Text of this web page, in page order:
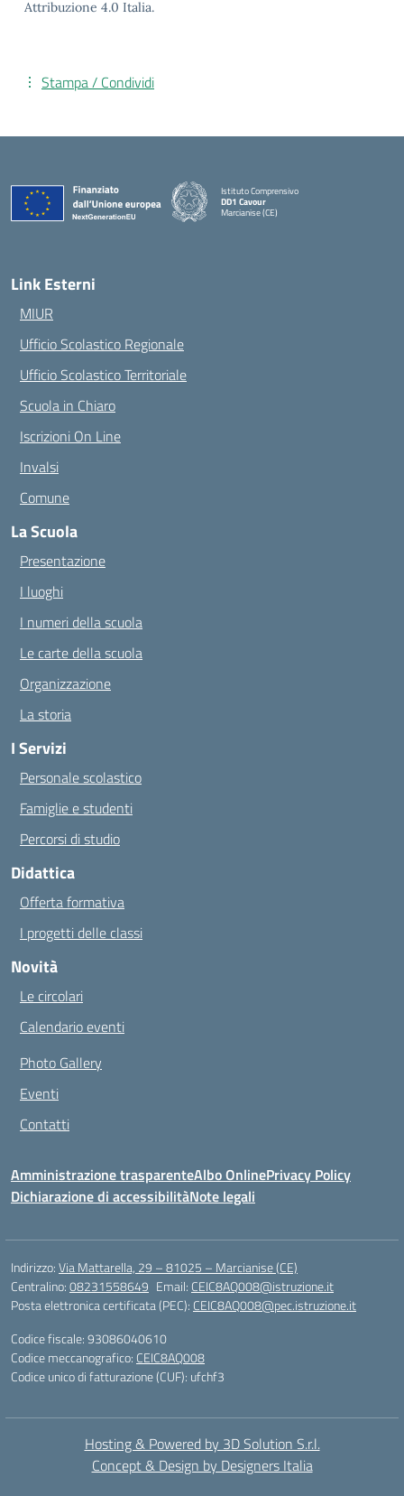
Attribuzione 4.0 Italia.
Stampa / Condividi
Istituto Comprensivo
DD1 Cavour
Marcianise (CE)
Link Esterni
MIUR
Ufficio Scolastico Regionale
Ufficio Scolastico Territoriale
Scuola in Chiaro
Iscrizioni On Line
Invalsi
Comune
La Scuola
Presentazione
I luoghi
I numeri della scuola
Le carte della scuola
Organizzazione
La storia
I Servizi
Personale scolastico
Famiglie e studenti
Percorsi di studio
Didattica
Offerta formativa
I progetti delle classi
Novità
Le circolari
Calendario eventi
Photo Gallery
Eventi
Contatti
Amministrazione trasparenteAlbo OnlinePrivacy Policy
Dichiarazione di accessibilitàNote legali
Indirizzo:Via Mattarella, 29 – 81025 – Marcianise (CE)
Centralino:08231558649 Email: CEIC8AQ008@istruzione.it
Posta elettronica certificata (PEC): CEIC8AQ008@pec.istruzione.it
Codice fiscale: 93086040610
Codice meccanografico: CEIC8AQ008
Codice unico di fatturazione (CUF): ufchf3
Hosting & Powered by 3D Solution S.r.l.
Concept & Design by Designers Italia